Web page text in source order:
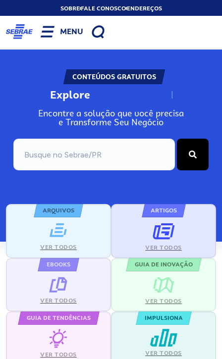
SOBREFALE CONOSCOENDEREÇOS
MENU
CONTEÚDOS GRATUITOS
Explore N
Encontre a solução que você precisa
e Transforme Seu Negócio
ARQUIVOS
VER TODOS
ARTIGOS
VER TODOS
EBOOKS
VER TODOS
GUIA DE INOVAÇÃO
VER TODOS
GUIA DE TENDÊNCIAS
VER TODOS
IMPULSIONA
VER TODOS